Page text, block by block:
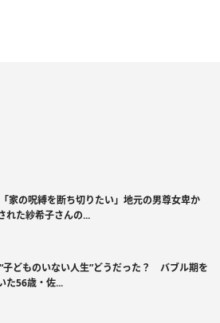
「家の呪縛を断ち切りたい」地元の男尊女卑か
れた紗希子さんの...
“子どものいない人生”どうだった？ バブル期を
た56歳・佐...